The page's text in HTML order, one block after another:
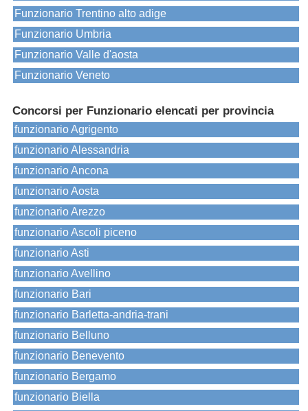
Funzionario Trentino alto adige
Funzionario Umbria
Funzionario Valle d'aosta
Funzionario Veneto
Concorsi per Funzionario elencati per provincia
funzionario Agrigento
funzionario Alessandria
funzionario Ancona
funzionario Aosta
funzionario Arezzo
funzionario Ascoli piceno
funzionario Asti
funzionario Avellino
funzionario Bari
funzionario Barletta-andria-trani
funzionario Belluno
funzionario Benevento
funzionario Bergamo
funzionario Biella